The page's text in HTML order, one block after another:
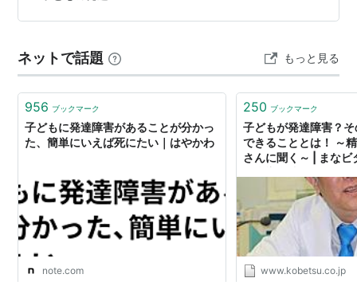
をどのくらい理解しているか 指差しや身振りで伝えよう
人とのやり取りを楽しんでいるか 家庭や園で困りごとが
続いているか を合わせて見…
ネットで話題 もっと見る
956 ブックマーク
子どもに発達障害があることが分かっ
た、簡単にいえば死にたい｜はやかわ
note.com
250 ブックマーク
子どもが発達障害？
できることとは！ ～
さんに聞く～ | まな
www.kobetsu.co.jp